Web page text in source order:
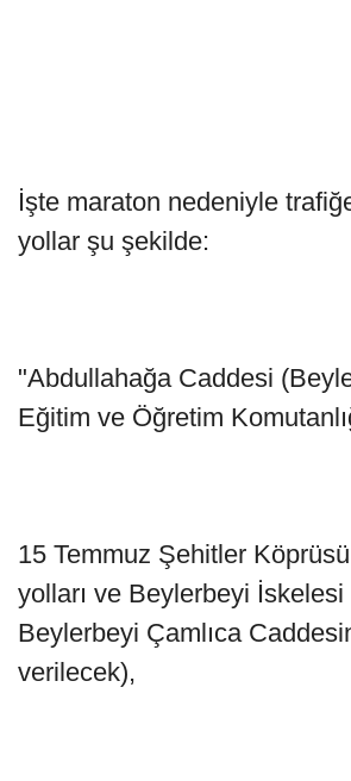
İşte maraton nedeniyle
yollar şu şekilde:
"Abdullahağa Caddesi
Eğitim ve Öğretim
15 Temmuz Şehitler
yolları ve Beylerbeyi İskelesi
Beylerbeyi Çamlıca
verilecek),